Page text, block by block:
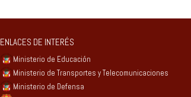
ENLACES DE INTERÉS
Ministerio de Educación
Ministerio de Transportes y Telecomunicaciones
Ministerio de Defensa